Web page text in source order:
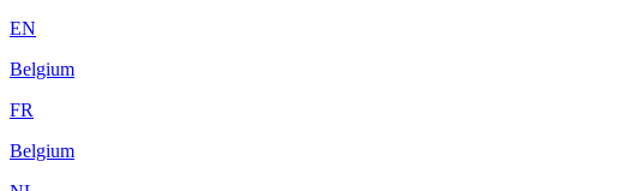
EN
Belgium
FR
Belgium